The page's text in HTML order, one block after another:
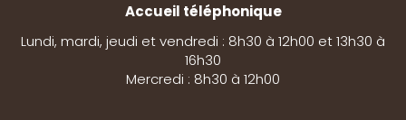
Accueil téléphonique
Lundi, mardi, jeudi et vendredi : 8h30 à 12h00 et 13h30 à
16h30
Mercredi : 8h30 à 12h00